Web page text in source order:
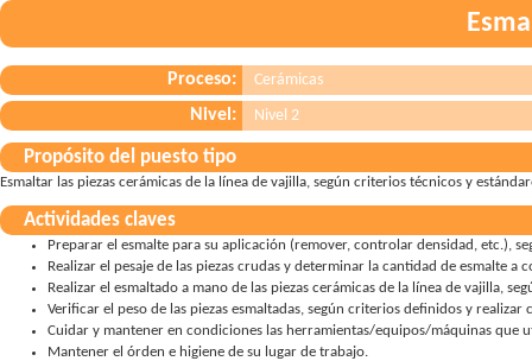
Proceso: Cerámicas
Nivel: Nivel 2
Propósito del puesto tipo
Esmaltar las piezas cerámicas de la línea de vajilla, según criterios técnicos y
Actividades claves
Preparar el esmalte para su aplicación (remover, controlar densidad, etc.),
Realizar el pesaje de las piezas crudas y determinar la cantidad de esmalte a
Realizar el esmaltado a mano de las piezas cerámicas de la línea de vajilla,
Verificar el peso de las piezas esmaltadas, según criterios definidos y
Cuidar y mantener en condiciones las herramientas/equipos/máquinas que
Mantener el órden e higiene de su lugar de trabajo.